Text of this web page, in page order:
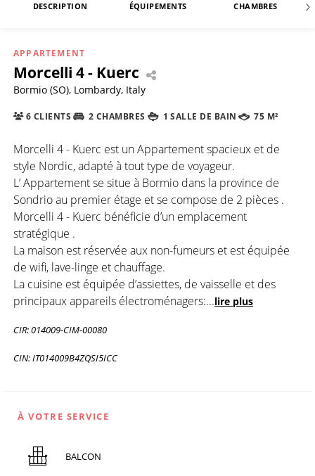
DESCRIPTION ÉQUIPEMENTS CHAMBRES
APPARTEMENT
Morcelli 4 - Kuerc
Bormio (SO), Lombardy, Italy
6 CLIENTS 2 CHAMBRES 1 SALLE DE BAIN 75 M²
Morcelli 4 - Kuerc est un Appartement spacieux et de
style Nordic, adapté à tout type de voyageur.
L’ Appartement se situe à Bormio dans la province de
Sondrio au premier étage et se compose de 2 pièces .
Morcelli 4 - Kuerc bénéficie d’un emplacement
stratégique .
La maison est réservée aux non-fumeurs et est équipée
de wifi, lave-linge et chauffage.
La cuisine est équipée d’assiettes, de vaisselle et des
principaux appareils électroménagers:...lire plus
CIR: 014009-CIM-00080
CIN: IT014009B4ZQSI5ICC
À VOTRE SERVICE
BALCON